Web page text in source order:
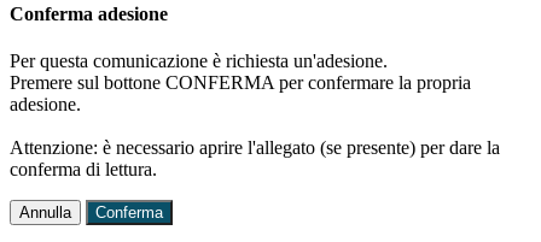
Conferma adesione
Per questa comunicazione è richiesta un'adesione.
Premere sul bottone CONFERMA per confermare la propria
adesione.
Attenzione: è necessario aprire l'allegato (se presente) per dare la
conferma di lettura.
Annulla Conferma